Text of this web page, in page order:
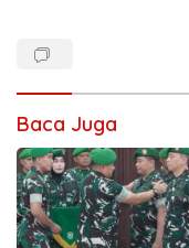
Baca Juga